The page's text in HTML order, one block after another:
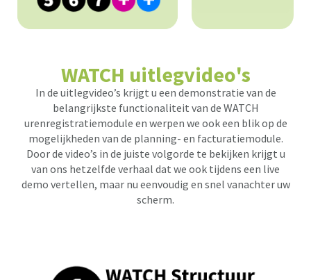
WATCH uitlegvideo's
In de uitlegvideo’s krijgt u een demonstratie van de
belangrijkste functionaliteit van de WATCH
urenregistratiemodule en werpen we ook een blik op de
mogelijkheden van de planning- en facturatiemodule.
Door de video’s in de juiste volgorde te bekijken krijgt u
van ons hetzelfde verhaal dat we ook tijdens een live
demo vertellen, maar nu eenvoudig en snel vanachter uw
scherm.